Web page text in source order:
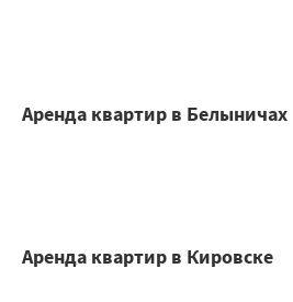
Аренда квартир в Белыничах
Аренда квартир в Кировске